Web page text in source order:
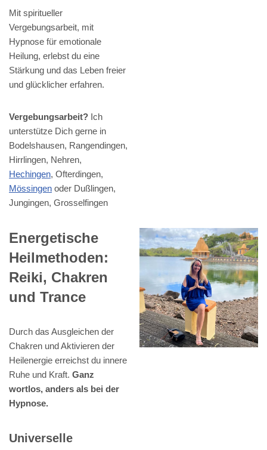
Mit spiritueller
Vergebungsarbeit, mit
Hypnose für emotionale
Heilung, erlebst du eine
Stärkung und das Leben freier
und glücklicher erfahren.
Vergebungsarbeit? Ich
unterstütze Dich gerne in
Bodelshausen, Rangendingen,
Hirrlingen, Nehren,
Hechingen, Ofterdingen,
Mössingen oder Dußlingen,
Jungingen, Grosselfingen
Energetische
Heilmethoden:
Reiki, Chakren
und Trance
Durch das Ausgleichen der
Chakren und Aktivieren der
Heilenergie erreichst du innere
Ruhe und Kraft. Ganz
wortlos, anders als bei der
Hypnose.
Universelle